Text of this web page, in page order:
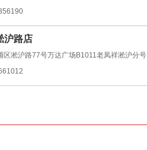
沪路店
区淞沪路77号万达广场B1011老凤祥淞沪分号